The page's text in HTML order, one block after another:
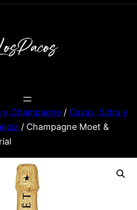
y Champagne / Cavas, Sidra y
/ Champagne Moet &